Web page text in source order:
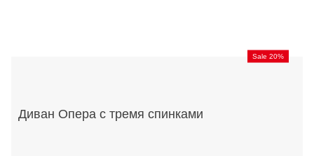
Sale 20%
Диван Опера с тремя спинками